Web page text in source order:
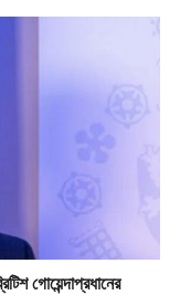
গোয়েন্দাপ্রধানের